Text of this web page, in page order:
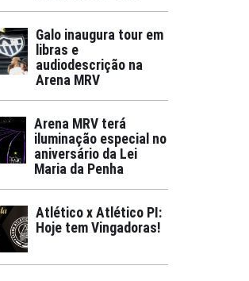
Galo inaugura tour em
libras e
audiodescrição na
Arena MRV
Arena MRV terá
iluminação especial no
aniversário da Lei
Maria da Penha
Atlético x Atlético PI:
Hoje tem Vingadoras!